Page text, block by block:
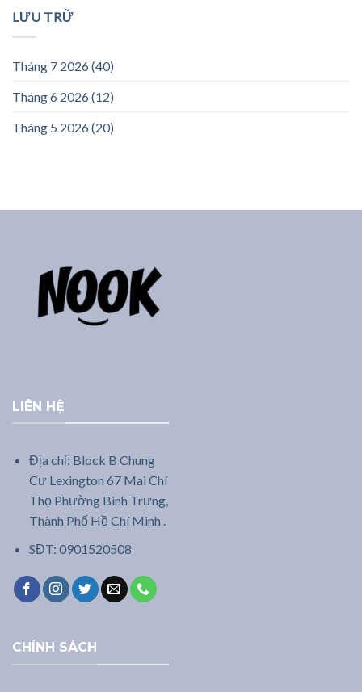
LƯU TRỮ
Tháng 7 2026 (40)
Tháng 6 2026 (12)
Tháng 5 2026 (20)
LIÊN HỆ
Địa chỉ: Block B Chung
Cư Lexington 67 Mai Chí
Thọ Phường Bình Trưng,
Thành Phố Hồ Chí Minh .
SĐT: 0901520508
CHÍNH SÁCH